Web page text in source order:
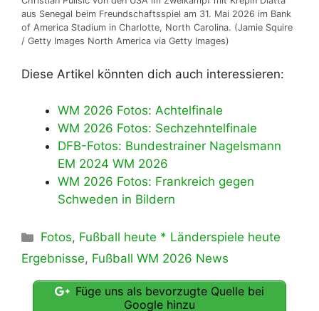
aus Senegal beim Freundschaftsspiel am 31. Mai 2026 im Bank
of America Stadium in Charlotte, North Carolina. (Jamie Squire
/ Getty Images North America via Getty Images)
Diese Artikel könnten dich auch interessieren:
WM 2026 Fotos: Achtelfinale
WM 2026 Fotos: Sechzehntelfinale
DFB-Fotos: Bundestrainer Nagelsmann
EM 2024 WM 2026
WM 2026 Fotos: Frankreich gegen
Schweden in Bildern
Kategorien
Fotos, Fußball heute * Länderspiele heute
Ergebnisse, Fußball WM 2026 News
Füge uns als bevorzugte Quelle bei
Google hinzu